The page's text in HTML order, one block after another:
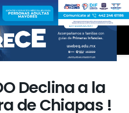
Declina a la
de Chiapas !